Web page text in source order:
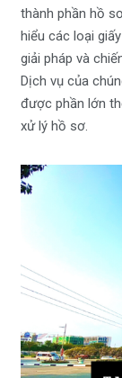
thành phần hồ
hiểu các loại
giải pháp và
Dịch vụ của
được phần lớn
xử lý hồ sơ.